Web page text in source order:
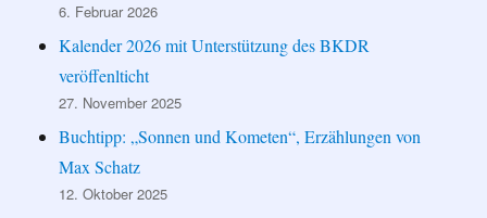
6. Februar 2026
Kalender 2026 mit Unterstützung des BKDR
veröffenlticht
27. November 2025
Buchtipp: „Sonnen und Kometen“, Erzählungen von
Max Schatz
12. Oktober 2025